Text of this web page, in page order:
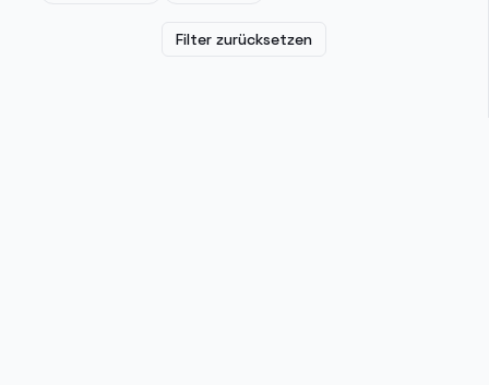
Filter zurücksetzen